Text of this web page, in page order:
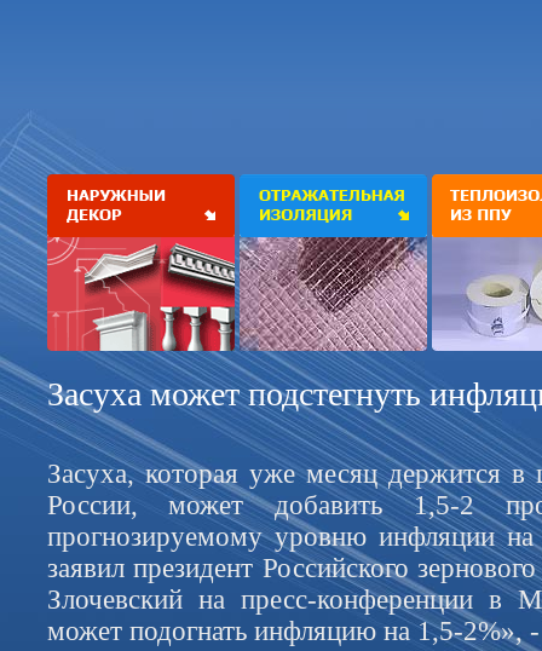
Засуха может подстегнуть
Засуха, которая уже месяц держится в
России, может добавить 1,5-2
прогнозируемому уровню инфляции
заявил президент Российского
Злочевский на пресс-конференции в
может подогнать инфляцию на 1,5-2%», -